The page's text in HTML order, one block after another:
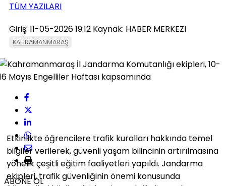
TÜM YAZILARI
Giriş: 11-05-2026 19:12 Kaynak: HABER MERKEZI
KAHRAMANMARAŞ
ABONE OL
Etkinlikte öğrencilere trafik kuralları hakkında temel
bilgiler verilerek, güvenli yaşam bilincinin artırılmasına
yönelik çeşitli eğitim faaliyetleri yapıldı. Jandarma
ekipleri, trafik güvenliğinin önemi konusunda